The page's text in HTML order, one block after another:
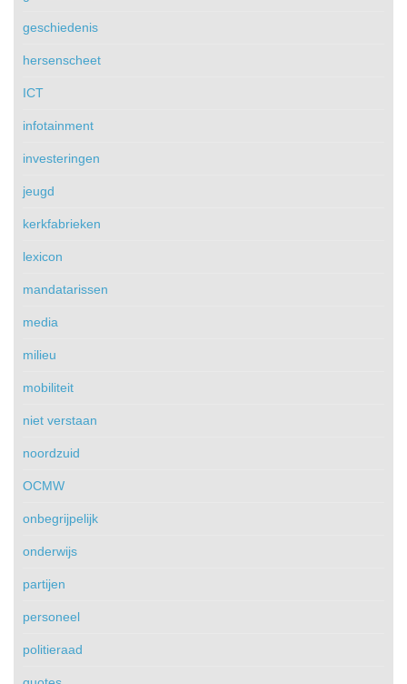
geschiedenis
hersenscheet
ICT
infotainment
investeringen
jeugd
kerkfabrieken
lexicon
mandatarissen
media
milieu
mobiliteit
niet verstaan
noordzuid
OCMW
onbegrijpelijk
onderwijs
partijen
personeel
politieraad